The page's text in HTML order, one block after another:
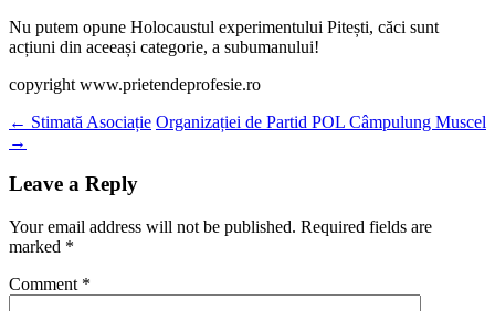
Nu putem opune Holocaustul experimentului Pitești, căci sunt
acțiuni din aceeași categorie, a subumanului!
copyright www.prietendeprofesie.ro
Post
navigation
← Stimată Asociație Organizației de Partid POL Câmpulung Muscel
→
Leave a Reply
Your email address will not be published. Required fields are
marked *
Comment *